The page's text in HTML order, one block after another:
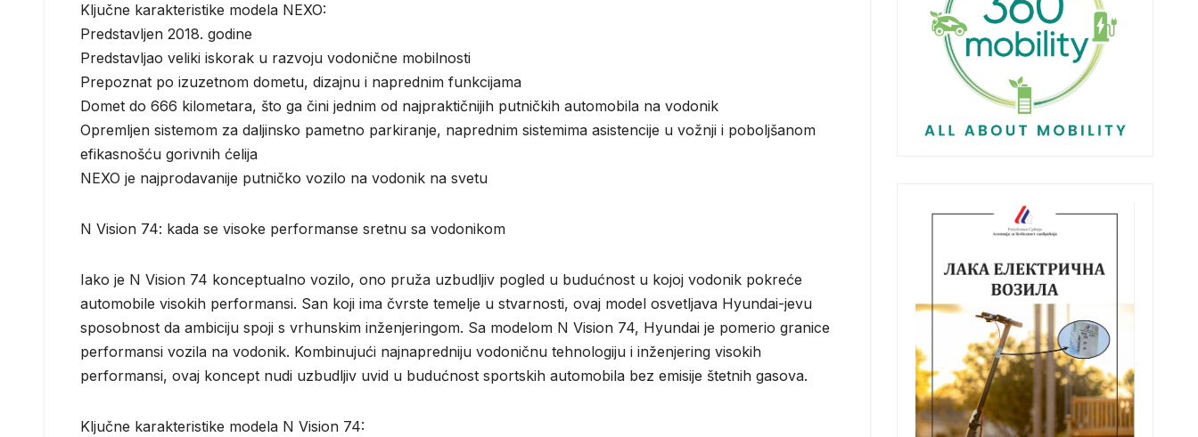
Ključne karakteristike modela NEXO:
Predstavljen 2018. godine
Predstavljao veliki iskorak u razvoju vodonične mobilnosti
Prepoznat po izuzetnom dometu, dizajnu i naprednim funkcijama
Domet do 666 kilometara, što ga čini jednim od najpraktičnijih putničkih automobila na vodonik
Opremljen sistemom za daljinsko pametno parkiranje, naprednim sistemima asistencije u vožnji i poboljšanom
efikasnošću gorivnih ćelija
NEXO je najprodavanije putničko vozilo na vodonik na svetu
N Vision 74: kada se visoke performanse sretnu sa vodonikom
Iako je N Vision 74 konceptualno vozilo, ono pruža uzbudljiv pogled u budućnost u kojoj vodonik pokreće
automobile visokih performansi. San koji ima čvrste temelje u stvarnosti, ovaj model osvetljava Hyundai-jevu
sposobnost da ambiciju spoji s vrhunskim inženjeringom. Sa modelom N Vision 74, Hyundai je pomerio granice
performansi vozila na vodonik. Kombinujući najnapredniju vodoničnu tehnologiju i inženjering visokih
performansi, ovaj koncept nudi uzbudljiv uvid u budućnost sportskih automobila bez emisije štetnih gasova.
Ključne karakteristike modela N Vision 74: